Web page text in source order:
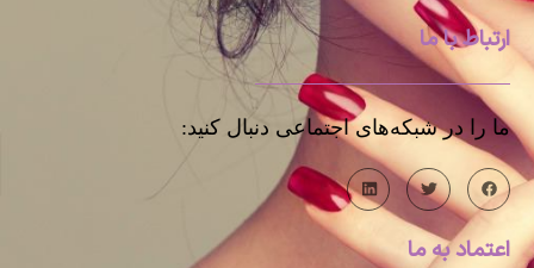
ارتباط با ما
ما را در شبکه‌های اجتماعی دنبال کنید:
اعتماد به ما